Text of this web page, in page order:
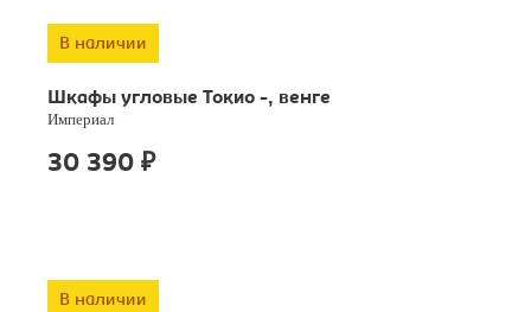
В наличии
Шкафы угловые Токио -, венге
Империал
30 390 ₽
В наличии